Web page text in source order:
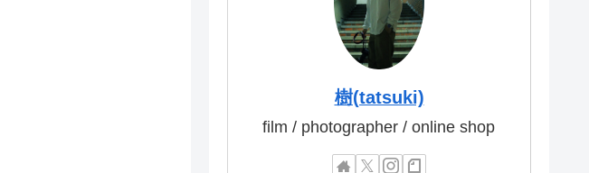
樹(tatsuki)
film / photographer / online shop